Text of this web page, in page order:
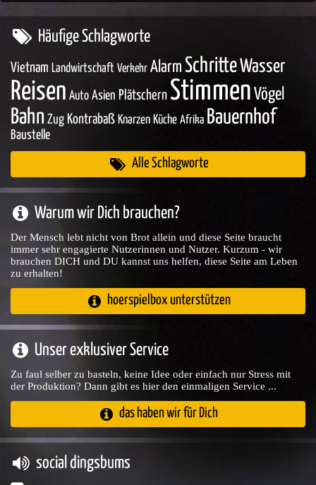
Häufige Schlagworte
Vietnam Landwirtschaft Verkehr Alarm SchritteWasser
Reisen Auto Asien Plätschern Stimmen Vögel
Bahn Zug Kontrabaß Knarzen Küche Afrika Bauernhof
Baustelle
Alle Schlagworte
Warum wir Dich brauchen?
Der Mensch lebt nicht von Brot allein und diese Seite braucht
immer sehr engagierte Nutzerinnen und Nutzer. Kurzum - wir
brauchen DICH und DU kannst uns helfen, diese Seite am Leben
zu erhalten!
hoerspielbox unterstützen
Unser exklusiver Service
Zu faul selber zu basteln, keine Idee oder einfach nur Stress mit
der Produktion? Dann gibt es hier den einmaligen Service ...
das haben wir für Dich
social dingsbums